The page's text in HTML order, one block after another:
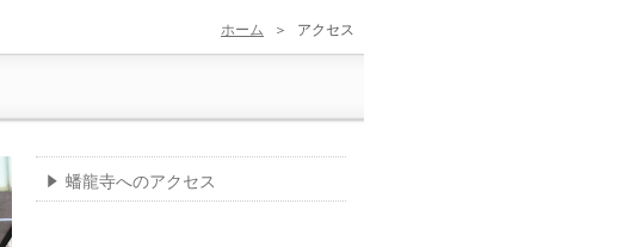
ホーム ＞ アクセス
蟠龍寺へのアクセス